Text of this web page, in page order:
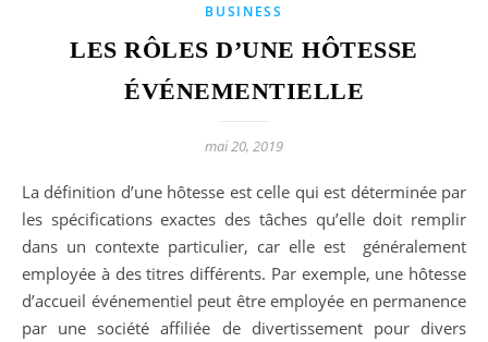
BUSINESS
LES RÔLES D’UNE HÔTESSE
ÉVÉNEMENTIELLE
mai 20, 2019
La définition d’une hôtesse est celle qui est déterminée par
les spécifications exactes des tâches qu’elle doit remplir
dans un contexte particulier, car elle est généralement
employée à des titres différents. Par exemple, une hôtesse
d’accueil événementiel peut être employée en permanence
par une société affiliée de divertissement pour divers